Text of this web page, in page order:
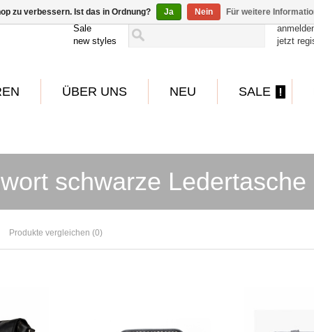
Sale
new styles
jetzt
ÜBER UNS NEU SALE
schwarze Ledertasche
Produkte vergleichen (0)
zu verbessern. Ist das in Ordnung? Ja Nein Für weitere